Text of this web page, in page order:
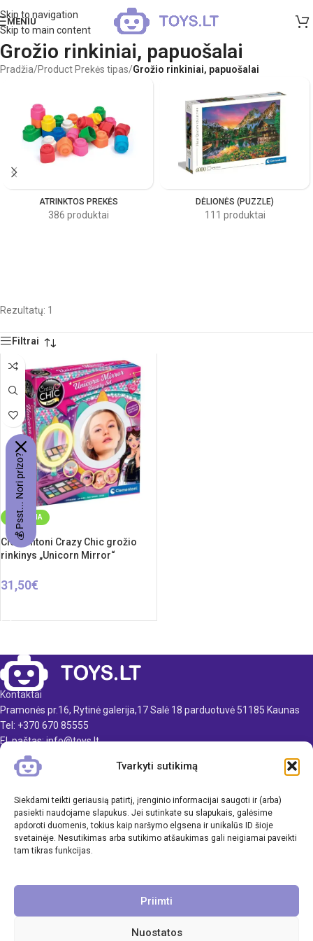
Tvarkyti sutikimą
Siekdami teikti geriausią patirtį, įrenginio informacijai saugoti ir (arba)
pasiekti naudojame slapukus. Jei sutinkate su slapukais, galėsime
apdoroti duomenis, tokius kaip naršymo elgsena ir unikalūs ID šioje
svetainėje. Nesutikimas arba sutikimo atšaukimas gali neigiamai paveikti
tam tikras funkcijas.
Priimti
Nuostatos
Skip to navigation
Skip to main content
MENIU
Grožio rinkiniai, papuošalai
Pradžia/Product Prekės tipas/Grožio rinkiniai, papuošalai
ATRINKTOS PREKĖS
386 produktai
DĖLIONĖS (PUZZLE)
111 produktai
Rezultatų: 1
Filtrai
NAUJIENA
Clementoni Crazy Chic grožio
rinkinys „Unicorn Mirror“
31,50€
Kontaktai
Pramonės pr.16, Rytinė galerija,17 Salė 18 parduotuvė 51185 Kaunas
Tel: +370 670 85555
El. paštas: info@toys.lt
TOYS.LT
KLIENTAMS
INFORMACIJA
💰 Psst... Nori prizo?